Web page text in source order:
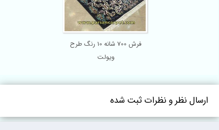
فرش 700 شانه 10 رنگ طرح
ویولت
ارسال نظر و نظرات ثبت شده